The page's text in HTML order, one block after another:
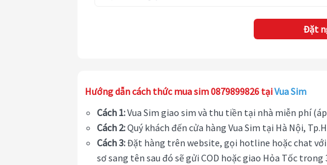
Đặt
Hướng dẫn cách thức mua sim 0879899826 tạiVua Sim
Cách 1:Vua Sim giao sim và thu tiền tại nhà miễn phí
Cách 2:Quý khách đến cửa hàng Vua Sim tại Hà Nội,
Cách 3:Đặt hàng trên website, gọi hotline hoặc chat
sơ sang tên sau đó sẽ gửi COD hoặc giao Hỏa Tốc